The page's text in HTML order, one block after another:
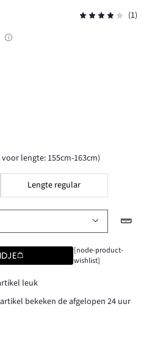
(1)
lengte: 155cm-163cm)
Lengte regular
[node-product-
wishlist]
leuk
bekeken de afgelopen 24 uur